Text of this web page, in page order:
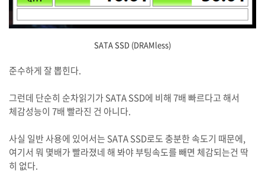
SATA SSD (DRAMless)
준수하게 잘 뽑힌다.
그런데 단순히 순차읽기가 SATA SSD에 비해 7배 빠르다고 해서
체감성능이 7배 빨라진 건 아니다.
사실 일반 사용에 있어서는 SATA SSD로도 충분한 속도기 때문에,
여기서 뭐 몇배가 빨라졌네 해 봐야 부팅속도를 빼면 체감되는건 딱
히 없다.